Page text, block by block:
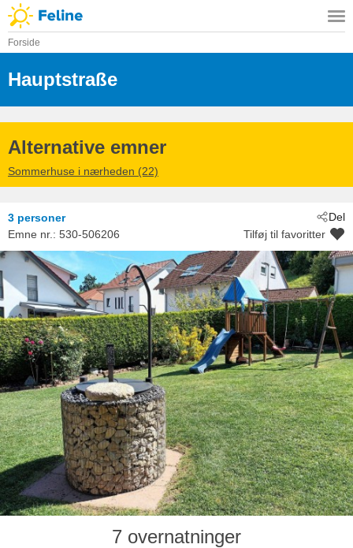
Forside
Hauptstraße
- 76889
- Gleiszellen-
Alternative emner
Sommerhuse i nærheden (22)
Del
3 personer
Emne nr.: 530-506206 Tilføj til favoritter
7 overnatninger